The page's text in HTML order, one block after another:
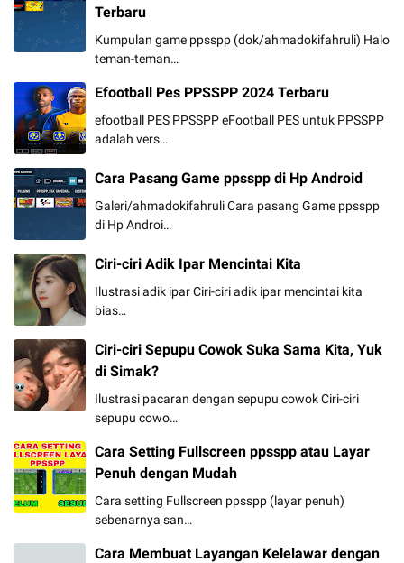
Terbaru
Kumpulan game ppsspp (dok/ahmadokifahruli) Halo
teman-teman…
Efootball Pes PPSSPP 2024 Terbaru
efootball PES PPSSPP eFootball PES untuk PPSSPP
adalah vers…
Cara Pasang Game ppsspp di Hp Android
Galeri/ahmadokifahruli Cara pasang Game ppsspp
di Hp Androi…
Ciri-ciri Adik Ipar Mencintai Kita
Ilustrasi adik ipar Ciri-ciri adik ipar mencintai kita
bias…
Ciri-ciri Sepupu Cowok Suka Sama Kita, Yuk
di Simak?
Ilustrasi pacaran dengan sepupu cowok Ciri-ciri
sepupu cowo…
Cara Setting Fullscreen ppsspp atau Layar
Penuh dengan Mudah
Cara setting Fullscreen ppsspp (layar penuh)
sebenarnya san…
Cara Membuat Layangan Kelelawar dengan